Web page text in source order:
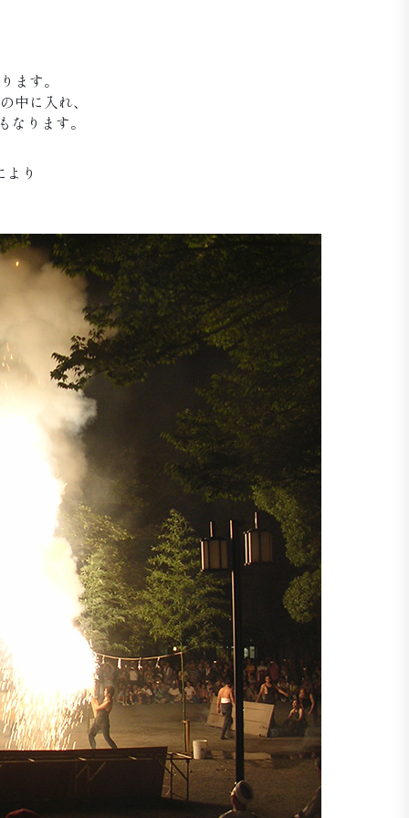
ます。
中に入れ、
ります。
り